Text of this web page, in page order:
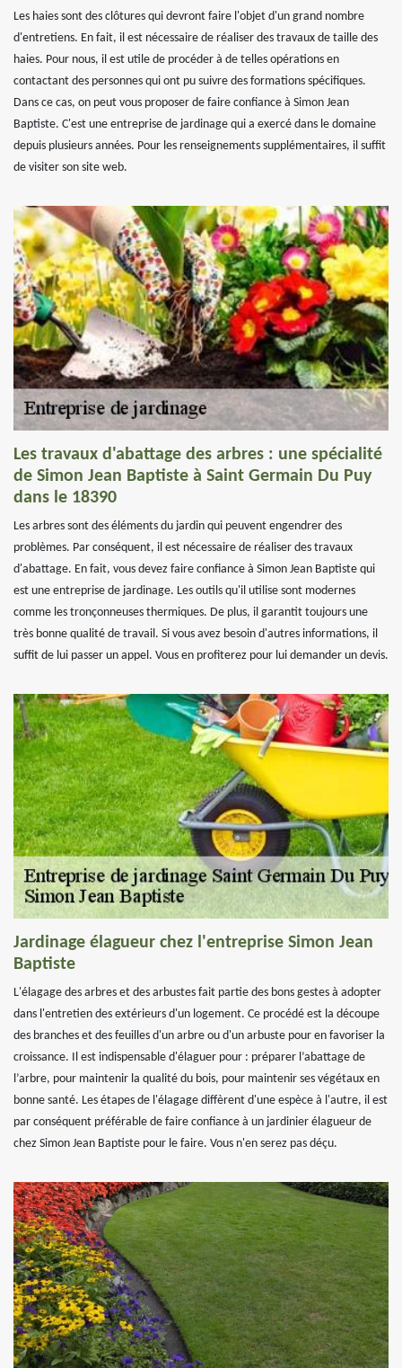
Les haies sont des clôtures qui devront faire l'objet d'un grand nombre
d'entretiens. En fait, il est nécessaire de réaliser des travaux de taille des
haies. Pour nous, il est utile de procéder à de telles opérations en
contactant des personnes qui ont pu suivre des formations spécifiques.
Dans ce cas, on peut vous proposer de faire confiance à Simon Jean
Baptiste. C'est une entreprise de jardinage qui a exercé dans le domaine
depuis plusieurs années. Pour les renseignements supplémentaires, il suffit
de visiter son site web.
Les travaux d'abattage des arbres : une spécialité
de Simon Jean Baptiste à Saint Germain Du Puy
dans le 18390
Les arbres sont des éléments du jardin qui peuvent engendrer des
problèmes. Par conséquent, il est nécessaire de réaliser des travaux
d'abattage. En fait, vous devez faire confiance à Simon Jean Baptiste qui
est une entreprise de jardinage. Les outils qu'il utilise sont modernes
comme les tronçonneuses thermiques. De plus, il garantit toujours une
très bonne qualité de travail. Si vous avez besoin d'autres informations, il
suffit de lui passer un appel. Vous en profiterez pour lui demander un devis.
Jardinage élagueur chez l'entreprise Simon Jean
Baptiste
L'élagage des arbres et des arbustes fait partie des bons gestes à adopter
dans l'entretien des extérieurs d'un logement. Ce procédé est la découpe
des branches et des feuilles d'un arbre ou d'un arbuste pour en favoriser la
croissance. Il est indispensable d'élaguer pour : préparer l’abattage de
l’arbre, pour maintenir la qualité du bois, pour maintenir ses végétaux en
bonne santé. Les étapes de l'élagage diffèrent d'une espèce à l'autre, il est
par conséquent préférable de faire confiance à un jardinier élagueur de
chez Simon Jean Baptiste pour le faire. Vous n'en serez pas déçu.